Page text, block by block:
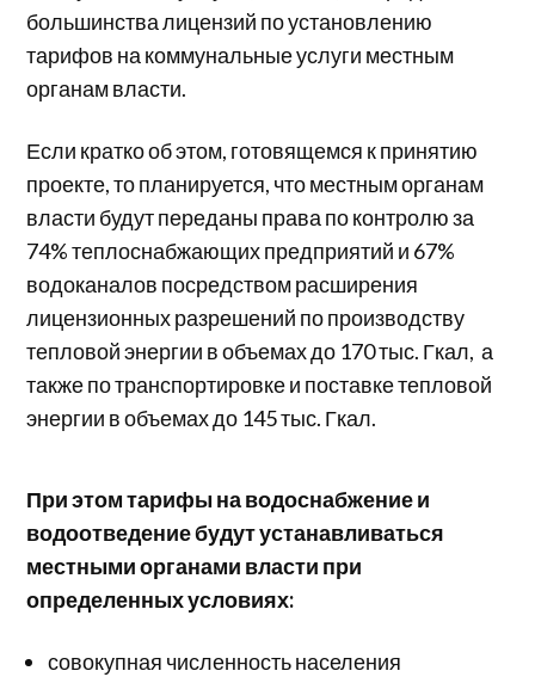
большинства лицензий по установлению
тарифов на коммунальные услуги местным
органам власти.
Если кратко об этом, готовящемся к принятию
проекте, то планируется, что местным органам
власти будут переданы права по контролю за
74% теплоснабжающих предприятий и 67%
водоканалов посредством расширения
лицензионных разрешений по производству
тепловой энергии в объемах до 170 тыс. Гкал, а
также по транспортировке и поставке тепловой
энергии в объемах до 145 тыс. Гкал.
При этом тарифы на водоснабжение и
водоотведение будут устанавливаться
местными органами власти при
определенных условиях:
совокупная численность населения